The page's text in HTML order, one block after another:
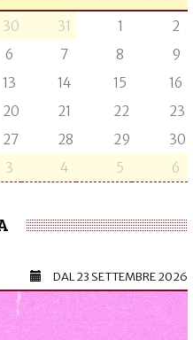
30 31 1
2
6 7 8
9
13 14 15
16
20 21 22
23
27 28 29
30
3 4 5 6
DAL23 SETTEMBRE 2026